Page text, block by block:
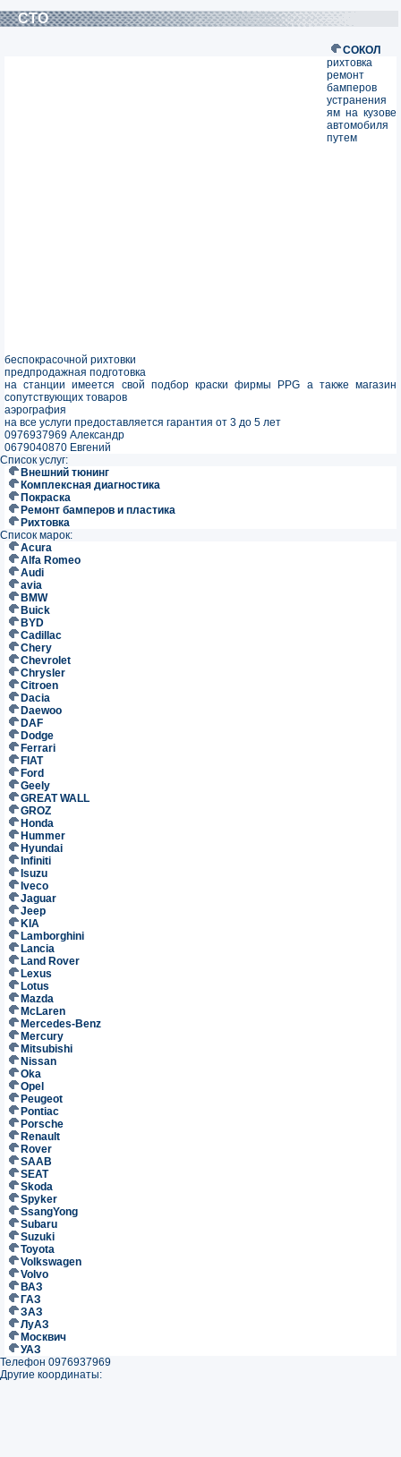
СТО
СОКОЛ
рихтовка
ремонт
бамперов
устранения
ям на кузове
автомобиля
путем
беспокрасочной рихтовки
предпродажная подготовка
на станции имеется свой подбор краски фирмы PPG а также магазин
сопутствующих товаров
аэрография
на все услуги предоставляется гарантия от 3 до 5 лет
0976937969 Александр
0679040870 Евгений
Список услуг:
Внешний тюнинг
Комплексная диагностика
Покраска
Ремонт бамперов и пластика
Рихтовка
Список марок:
Acura
Alfa Romeo
Audi
avia
BMW
Buick
BYD
Cadillac
Chery
Chevrolet
Chrysler
Citroen
Dacia
Daewoo
DAF
Dodge
Ferrari
FIAT
Ford
Geely
GREAT WALL
GROZ
Honda
Hummer
Hyundai
Infiniti
Isuzu
Iveco
Jaguar
Jeep
KIA
Lamborghini
Lancia
Land Rover
Lexus
Lotus
Mazda
McLaren
Mercedes-Benz
Mercury
Mitsubishi
Nissan
Oka
Opel
Peugeot
Pontiac
Porsche
Renault
Rover
SAAB
SEAT
Skoda
Spyker
SsangYong
Subaru
Suzuki
Toyota
Volkswagen
Volvo
ВАЗ
ГАЗ
ЗАЗ
ЛуАЗ
Москвич
УАЗ
Телефон 0976937969
Другие координаты: